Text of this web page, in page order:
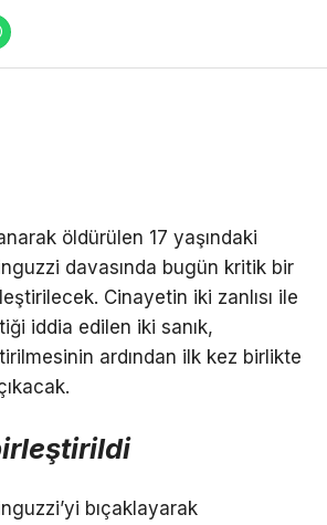
öldürülen 17 yaşındaki
davasında bugün kritik bir
Cinayetin iki zanlısı ile
iddia edilen iki sanık,
ardından ilk kez birlikte
bıçaklayarak